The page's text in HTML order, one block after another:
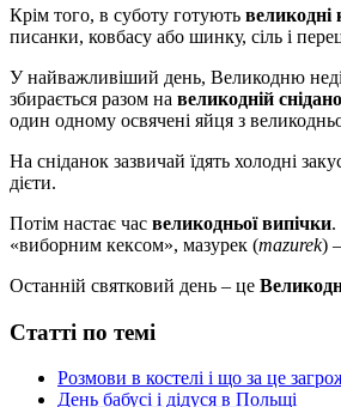
Крім того, в суботу готують
писанки, ковбасу або шинку, сіль і
У найважливіший день, Великодню
збирається разом на великодній
один одному освячені яйця з
На сніданок зазвичай їдять холодні
дієти.
Потім настає час великодньої випічки.
«виборним кексом», мазурек (mazurek)
Останній святковий день – це
Статті по темі
Розмови в костелі і що за це
День бабусі і дідуся в Польщі